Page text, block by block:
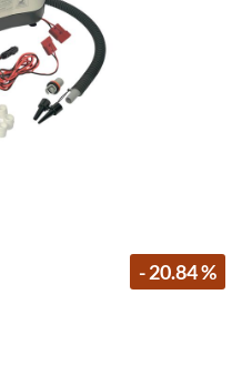
- 20.84 %